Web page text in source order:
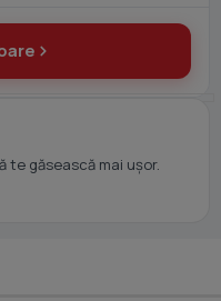
găsească mai ușor.